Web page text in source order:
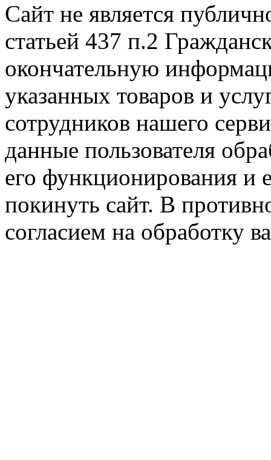
Сайт не является
статьей 437 п.2
окончательную
указанных товаров и
сотрудников нашего
данные пользователя
его функционирования и
покинуть сайт. В
согласием на обработку